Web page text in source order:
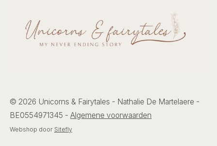
© 2026 Unicorns & Fairytales - Nathalie De Martelaere -
BE0554971345 - Algemene voorwaarden
Webshop door Sitefly